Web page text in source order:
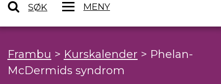
SØK MENY
Frambu > Kurskalender > Phelan-
McDermids syndrom